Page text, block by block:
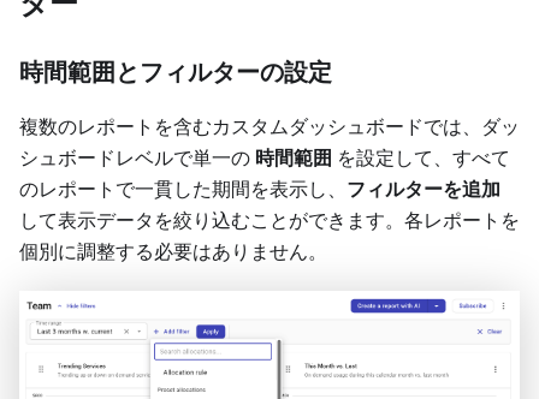
時間範囲とフィルターの設定
複数のレポートを含むカスタムダッシュボードでは、ダッ
シュボードレベルで単一の 時間範囲 を設定して、すべて
のレポートで一貫した期間を表示し、 フィルターを追加
して表示データを絞り込むことができます。各レポートを
個別に調整する必要はありません。